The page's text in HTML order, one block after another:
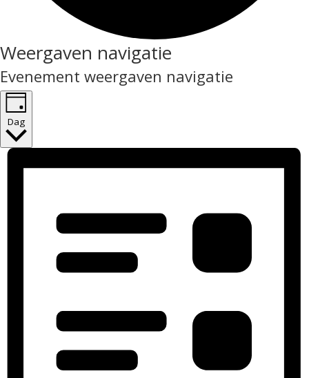
Weergaven navigatie
Evenement weergaven navigatie
Dag